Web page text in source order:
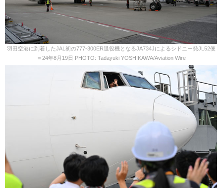
羽田空港に到着したJAL初の777-300ER退役機となるJA734Jによるシドニー発JL52便
＝24年8月19日 PHOTO: Tadayuki YOSHIKAWA/Aviation Wire